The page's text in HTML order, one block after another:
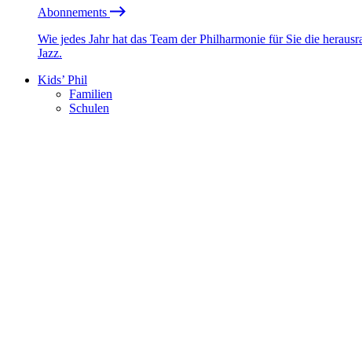
Abonnements
Wie jedes Jahr hat das Team der Philharmonie für Sie die
Jazz.
Kids’ Phil
Familien
Schulen